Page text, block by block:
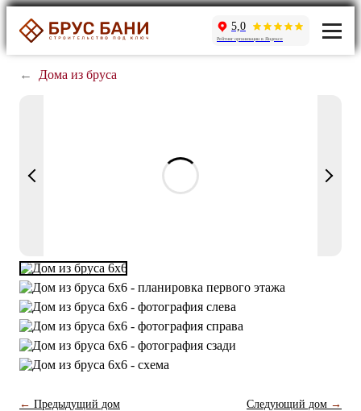
5,0
Рейтинг организации в Яндексе
← Дома из бруса
← Предыдущий дом Следующий дом →